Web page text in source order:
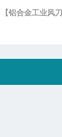
【铝合金工业风